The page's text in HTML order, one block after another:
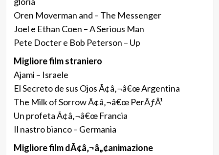
Oren Moverman and – The Messenger
Joel e Ethan Coen – A Serious Man
Pete Docter e Bob Peterson – Up
Migliore film straniero
Ajami – Israele
El Secreto de sus Ojos Ã¢â‚¬â€œ Argentina
The Milk of Sorrow Ã¢â‚¬â€œ PerÃƒÂ¹
Un profeta Ã¢â‚¬â€œ Francia
Il nastro bianco – Germania
Migliore film dÃ¢â‚¬â„¢animazione